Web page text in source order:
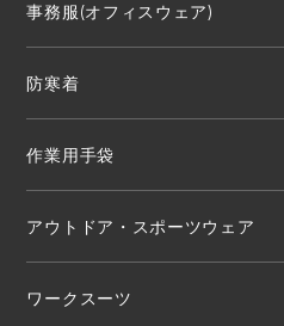
事務服(オフィスウェア)
防寒着
作業用手袋
アウトドア・スポーツウェア
ワークスーツ